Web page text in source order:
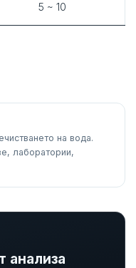
5 ~ 10
на вода.
лаборатории,
анализа